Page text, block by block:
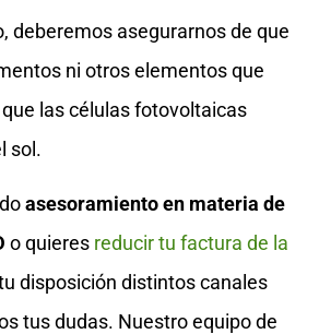
deberemos asegurarnos de que
ni otros elementos que
las células fotovoltaicas
sol.
asesoramiento en materia de
o quieres reducir tu factura de la
disposición distintos canales
tus dudas. Nuestro equipo de